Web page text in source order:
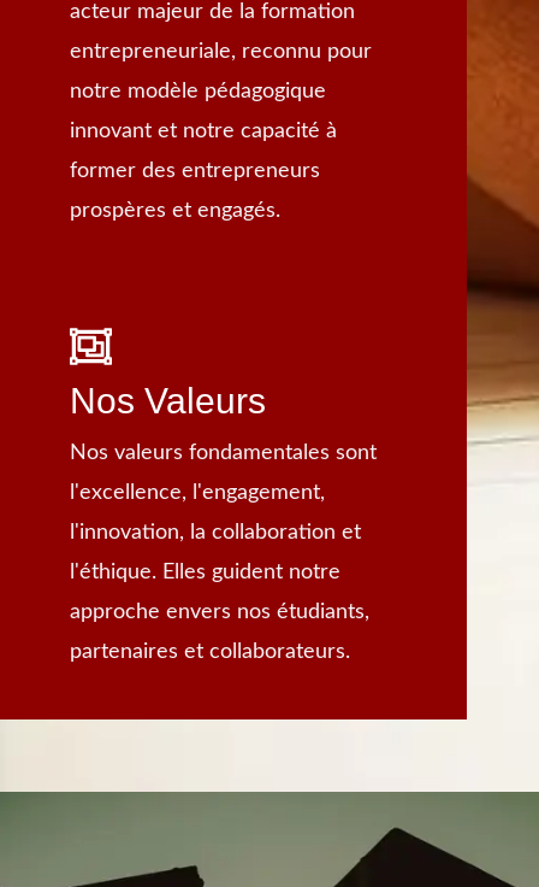
acteur majeur de la formation
entrepreneuriale, reconnu pour
notre modèle pédagogique
innovant et notre capacité à
former des entrepreneurs
prospères et engagés.
Nos Valeurs
Nos valeurs fondamentales sont
l'excellence, l'engagement,
l'innovation, la collaboration et
l'éthique. Elles guident notre
approche envers nos étudiants,
partenaires et collaborateurs.